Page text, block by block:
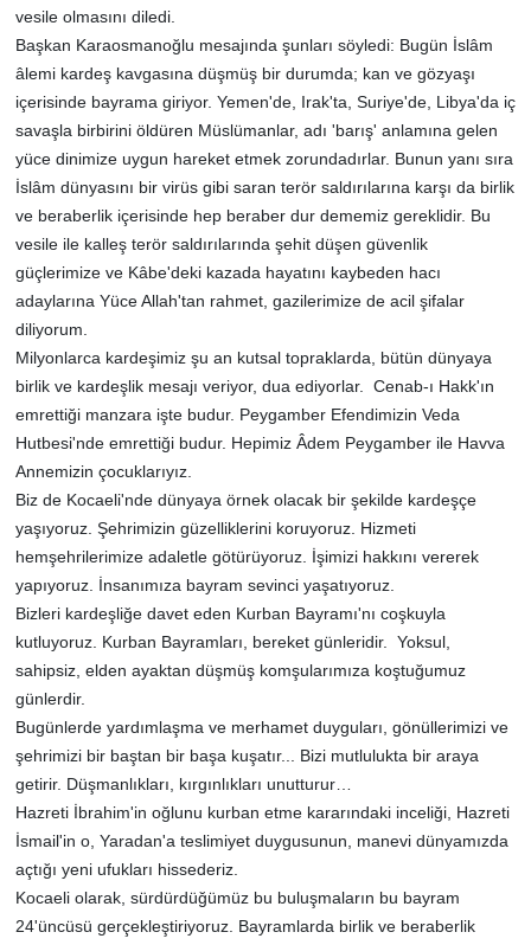
vesile olmasını diledi.
Başkan Karaosmanoğlu mesajında şunları söyledi: Bugün İslâm
âlemi kardeş kavgasına düşmüş bir durumda; kan ve gözyaşı
içerisinde bayrama giriyor. Yemen'de, Irak'ta, Suriye'de, Libya'da iç
savaşla birbirini öldüren Müslümanlar, adı 'barış' anlamına gelen
yüce dinimize uygun hareket etmek zorundadırlar. Bunun yanı sıra
İslâm dünyasını bir virüs gibi saran terör saldırılarına karşı da birlik
ve beraberlik içerisinde hep beraber dur dememiz gereklidir. Bu
vesile ile kalleş terör saldırılarında şehit düşen güvenlik
güçlerimize ve Kâbe'deki kazada hayatını kaybeden hacı
adaylarına Yüce Allah'tan rahmet, gazilerimize de acil şifalar
diliyorum.
Milyonlarca kardeşimiz şu an kutsal topraklarda, bütün dünyaya
birlik ve kardeşlik mesajı veriyor, dua ediyorlar. Cenab-ı Hakk'ın
emrettiği manzara işte budur. Peygamber Efendimizin Veda
Hutbesi'nde emrettiği budur. Hepimiz Âdem Peygamber ile Havva
Annemizin çocuklarıyız.
Biz de Kocaeli'nde dünyaya örnek olacak bir şekilde kardeşçe
yaşıyoruz. Şehrimizin güzelliklerini koruyoruz. Hizmeti
hemşehrilerimize adaletle götürüyoruz. İşimizi hakkını vererek
yapıyoruz. İnsanımıza bayram sevinci yaşatıyoruz.
Bizleri kardeşliğe davet eden Kurban Bayramı'nı coşkuyla
kutluyoruz. Kurban Bayramları, bereket günleridir. Yoksul,
sahipsiz, elden ayaktan düşmüş komşularımıza koştuğumuz
günlerdir.
Bugünlerde yardımlaşma ve merhamet duyguları, gönüllerimizi ve
şehrimizi bir baştan bir başa kuşatır... Bizi mutlulukta bir araya
getirir. Düşmanlıkları, kırgınlıkları unutturur…
Hazreti İbrahim'in oğlunu kurban etme kararındaki inceliği, Hazreti
İsmail'in o, Yaradan'a teslimiyet duygusunun, manevi dünyamızda
açtığı yeni ufukları hissederiz.
Kocaeli olarak, sürdürdüğümüz bu buluşmaların bu bayram
24'üncüsü gerçekleştiriyoruz. Bayramlarda birlik ve beraberlik